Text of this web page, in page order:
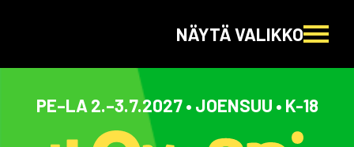
NÄYTÄ VALIKKO
PE–LA 2.–3.7.2027 • JOENSUU • K-18